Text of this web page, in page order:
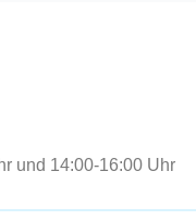
und 14:00-16:00 Uhr